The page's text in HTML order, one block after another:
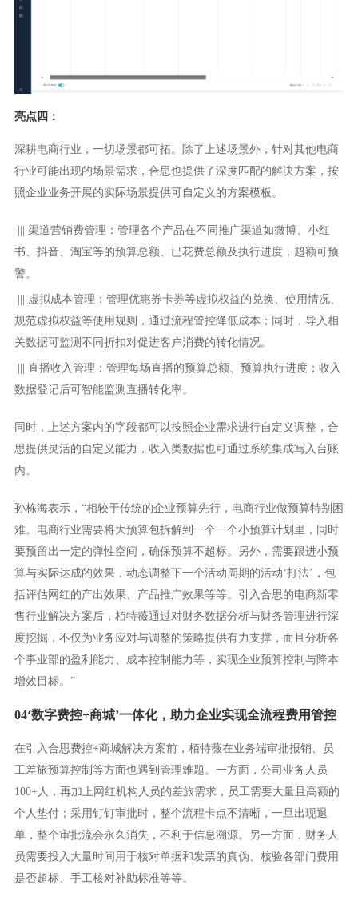
亮点四：
深耕电商行业，一切场景都可拓。除了上述场景外，针对其他电商
行业可能出现的场景需求，合思也提供了深度匹配的解决方案，按
照企业业务开展的实际场景提供可自定义的方案模板。
渠道营销费管理：管理各个产品在不同推广渠道如微博、小红
书、抖音、淘宝等的预算总额、已花费总额及执行进度，超额可预
警。
虚拟成本管理：管理优惠券卡券等虚拟权益的兑换、使用情况、
规范虚拟权益等使用规则，通过流程管控降低成本；同时，导入相
关数据可监测不同折扣对促进客户消费的转化情况。
直播收入管理：管理每场直播的预算总额、预算执行进度；收入
数据登记后可智能监测直播转化率。
同时，上述方案内的字段都可以按照企业需求进行自定义调整，合
思提供灵活的自定义能力，收入类数据也可通过系统集成写入台账
内。
孙栋海表示，“相较于传统的企业预算先行，电商行业做预算特别困
难。电商行业需要将大预算包拆解到一个一个小预算计划里，同时
要预留出一定的弹性空间，确保预算不超标。另外，需要跟进小预
算与实际达成的效果，动态调整下一个活动周期的活动‘打法’，包
括评估网红的产出效果、产品推广效果等等。引入合思的电商新零
售行业解决方案后，栢特薇通过对财务数据分析与财务管理进行深
度挖掘，不仅为业务应对与调整的策略提供有力支撑，而且分析各
个事业部的盈利能力、成本控制能力等，实现企业预算控制与降本
增效目标。”
04‘数字费控+商城’一体化，助力企业实现全流程费用管控
在引入合思费控+商城解决方案前，栢特薇在业务端审批报销、员
工差旅预算控制等方面也遇到管理难题。一方面，公司业务人员
100+人，再加上网红机构人员的差旅需求，员工需要大量且高额的
个人垫付；采用钉钉审批时，整个流程卡点不清晰，一旦出现退
单，整个审批流会永久消失，不利于信息溯源。另一方面，财务人
员需要投入大量时间用于核对单据和发票的真伪、核验各部门费用
是否超标、手工核对补助标准等等。